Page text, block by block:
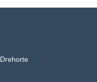
Drehorte